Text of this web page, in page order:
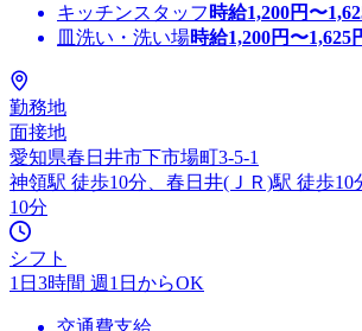
キッチンスタッフ 時給1,200円〜
皿洗い・洗い場時給1,200円〜1,625
勤務地
面接地
愛知県春日井市下市場町3-5-1
神領駅 徒歩10分、春日井(ＪＲ)駅 徒歩10
10分
シフト
1日3時間 週1日からOK
交通費支給